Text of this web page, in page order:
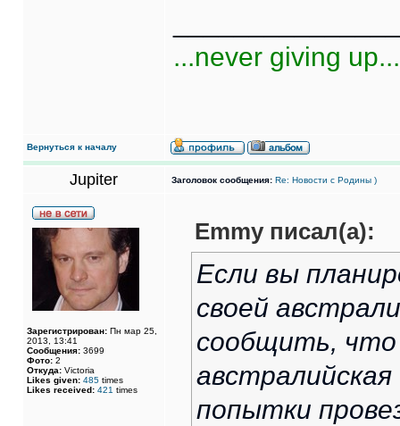
...never giving up...
Вернуться к началу
Jupiter Заголовок сообщения: Re: Новости с Родины )
Зарегистрирован: Пн мар 25,
2013, 13:41
Сообщения: 3699
Фото: 2
Откуда: Victoria
Likes given: 485 times
Likes received: 421 times
Emmy писал(а):
Если вы
своей
сообщить, что
попытки